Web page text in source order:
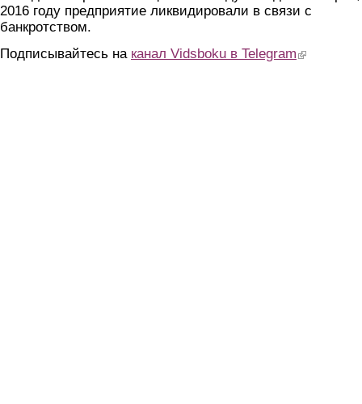
2016 году предприятие ликвидировали в связи с
банкротством.
Подписывайтесь на канал Vidsboku в Telegram (link is